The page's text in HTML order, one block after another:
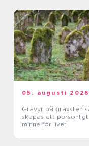
05. augusti 2026
Gravyr på gravsten så
skapas ett personligt
minne för livet